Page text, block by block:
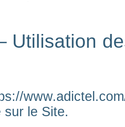
Utilisation
le Site.